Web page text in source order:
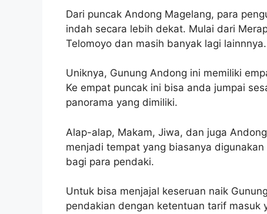
Dari puncak Andong Magelang, para
indah secara lebih dekat. Mulai dari
Telomoyo dan masih banyak lagi lainnnya.
Uniknya, Gunung Andong ini memiliki
Ke empat puncak ini bisa anda jumpai
panorama yang dimiliki.
Alap-alap, Makam, Jiwa, dan juga
menjadi tempat yang biasanya
bagi para pendaki.
Untuk bisa menjajal keseruan naik
pendakian dengan ketentuan tarif